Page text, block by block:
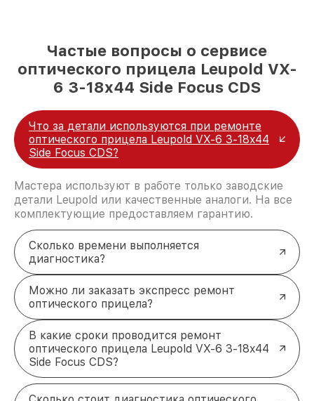
Частые вопросы о сервисе
оптического прицела Leupold VX-
6 3-18x44 Side Focus CDS
Что за детали используются при ремонте
оптического прицела Leupold VX-6 3-18x44
Side Focus CDS?
Мастера используют в работе только заводские
детали Leupold или качественные аналоги. На все
комплектующие предоставляем гарантию.
Сколько времени выполняется
диагностика?
Можно ли заказать экспресс ремонт
оптического прицела?
В какие сроки проводится ремонт
оптического прицела Leupold VX-6 3-18x44
Side Focus CDS?